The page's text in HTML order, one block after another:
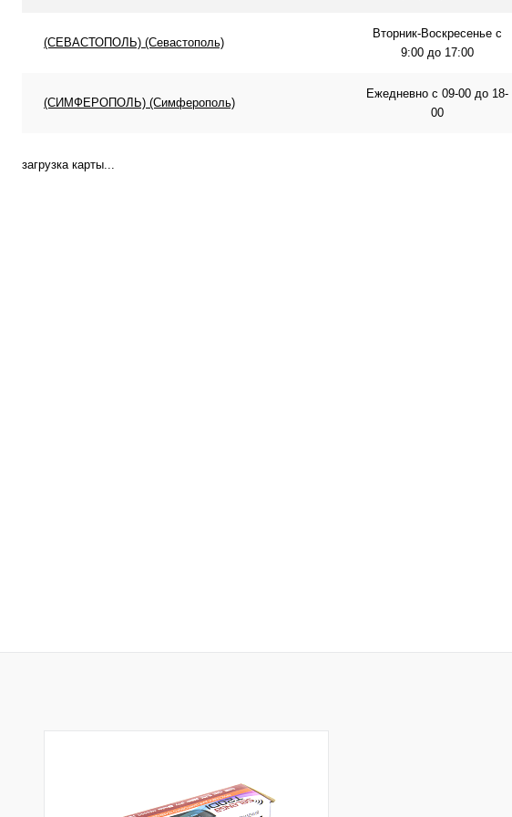
(СЕВАСТОПОЛЬ) (Севастополь)
Вторник-Воскресенье с
9:00 до 17:00
(СИМФЕРОПОЛЬ) (Симферополь)
Ежедневно с 09-00 до 18-
00
загрузка карты...